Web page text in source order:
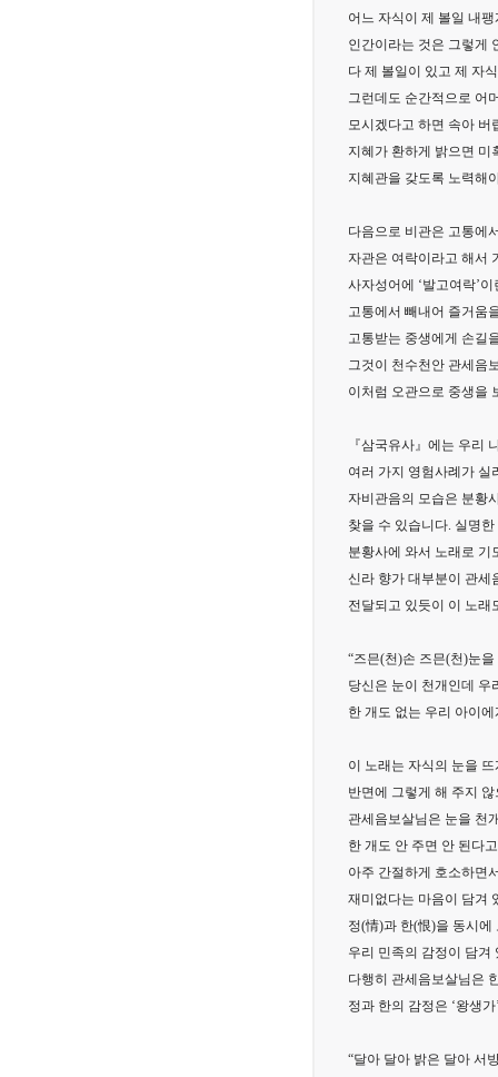
어느 자식이 제 볼일 내
인간이라는 것은 그렇게
다 제 볼일이 있고 제 자
그런데도 순간적으로 어
모시겠다고 하면 속아 버
지혜가 환하게 밝으면 미
지혜관을 갖도록 노력해
다음으로 비관은 고통에
자관은 여락이라고 해서
사자성어에 ‘발고여락’
고통에서 빼내어 즐거움
고통받는 중생에게 손길
그것이 천수천안 관세음
이처럼 오관으로 중생을
『삼국유사』에는 우리
여러 가지 영험사례가 실
자비관음의 모습은 분황
찾을 수 있습니다. 실명
분황사에 와서 노래로 기
신라 향가 대부분이 관세
전달되고 있듯이 이 노래
“즈믄(천)손 즈믄(천)눈
당신은 눈이 천개인데 우
한 개도 없는 우리 아이
이 노래는 자식의 눈을
반면에 그렇게 해 주지
관세음보살님은 눈을 천
한 개도 안 주면 안 된다
아주 간절하게 호소하면
재미없다는 마음이 담겨
정(情)과 한(恨)을 동시에
우리 민족의 감정이 담겨
다행히 관세음보살님은
정과 한의 감정은 ‘왕생
“달아 달아 밝은 달아 서